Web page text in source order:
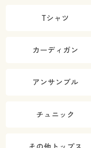
Tシャツ
カーディガン
アンサンブル
チュニック